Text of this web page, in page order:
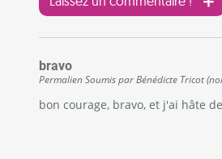
bravo
PermalienSoumis parBénédicte Tricot
bon courage, bravo, et j'ai hâte